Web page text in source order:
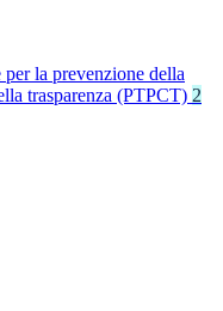
la prevenzione della
trasparenza (PTPCT) 2